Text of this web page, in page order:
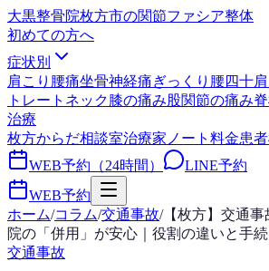
大黒整骨院枚方市の関節ファシア整体
初めての方へ
症状別
肩こり 腰痛坐骨神経痛ぎっくり腰四十
トレートネック膝の痛み股関節の痛み
治療
枚方からだ相談室治療家ノート 料金患
WEB予約（24時間）
LINE予約
WEB予約
ホーム/コラム/交通事故/【枚方】交通事
院の「併用」が安心｜役割の違いと手続
交通事故